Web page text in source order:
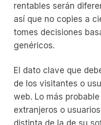
rentables serán
así que no copies a
tomes decisiones
genéricos.
El dato clave que
de los visitantes o
web. Lo más
extranjeros o
distinta de la de su